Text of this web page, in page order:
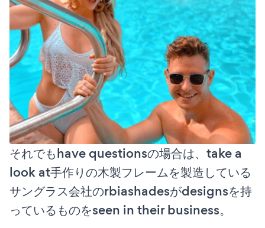
それでもhave questionsの場合は、take a
look at手作りの木製フレームを製造している
サングラス会社のrbiashadesがdesignsを持
っているものをseen in their business。